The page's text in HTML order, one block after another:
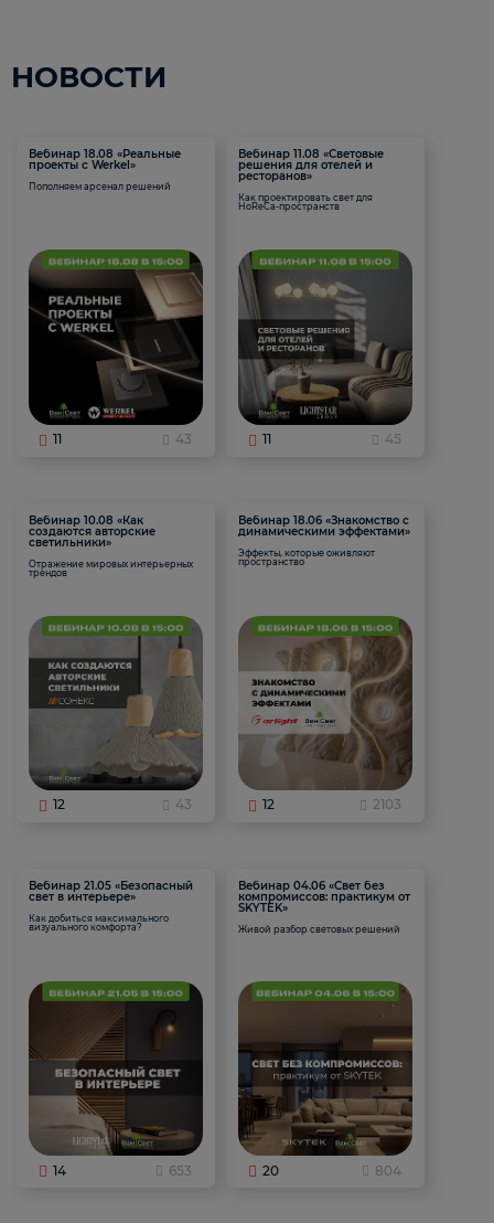
НОВОСТИ
Вебинар 18.08 «Реальные
проекты с Werkel»
Пополняем арсенал решений
11 43
Вебинар 11.08 «Световые
решения для отелей и
ресторанов»
Как проектировать свет для
HoReCa-пространств
11 45
Вебинар 10.08 «Как
создаются авторские
светильники»
Отражение мировых интерьерных
трендов
12 43
Вебинар 18.06 «Знакомство с
динамическими эффектами»
Эффекты, которые оживляют
пространство
12 2103
Вебинар 21.05 «Безопасный
свет в интерьере»
Как добиться максимального
визуального комфорта?
14 653
Вебинар 04.06 «Свет без
компромиссов: практикум от
SKYTEK»
Живой разбор световых решений
20 804